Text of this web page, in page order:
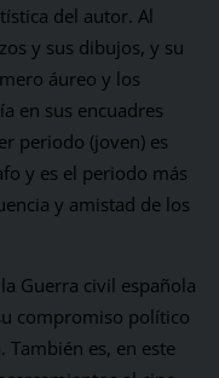
del autor. Al
y sus dibujos, y su
áureo y los
en sus encuadres
periodo (joven) es
y es el periodo más
y amistad de los
Guerra civil española
compromiso político
es, en este